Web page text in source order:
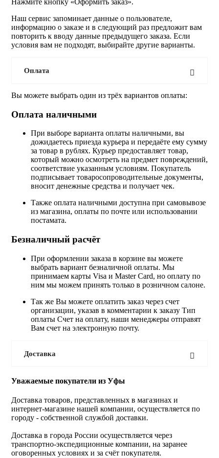
Наш сервис запоминает данные о пользователе,
информацию о заказе и в следующий раз предложит вам
повторить к вводу данные предыдущего заказа. Если
условия вам не подходят, выбирайте другие варианты.
Оплата
Вы можете выбрать один из трёх вариантов оплаты:
Оплата наличными
При выборе варианта оплаты наличными, вы
дожидаетесь приезда курьера и передаёте ему сумму
за товар в рублях. Курьер предоставляет товар,
который можно осмотреть на предмет повреждений,
соответствие указанным условиям. Покупатель
подписывает товаросопроводительные документы,
вносит денежные средства и получает чек.
Также оплата наличными доступна при самовывозе
из магазина, оплаты по почте или использовании
постамата.
Безналичный расчёт
При оформлении заказа в корзине вы можете
выбрать вариант безналичной оплаты. Мы
принимаем карты Visa и Master Card, но оплату по
ним мы можем принять только в розничном салоне.
Так же Вы можете оплатить заказ через счет
организации, указав в комментарии к заказу Тип
оплаты Счет на оплату, наши менеджеры отправят
Вам счет на электронную почту.
Доставка
Уважаемые покупатели из Уфы
Доставка товаров, представленных в магазинах и
интернет-магазине нашей компании, осуществляется по
городу - собственной службой доставки.
Доставка в города России осуществляется через
транспортно-экспедиционные компании, на заранее
оговоренных условиях и за счёт покупателя.